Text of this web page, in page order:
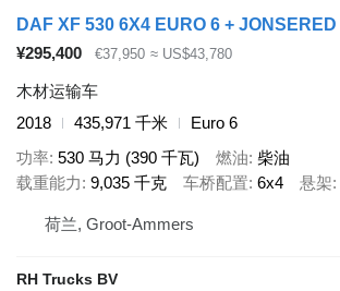
¥295,400 €37,950 ≈ US$43,780
木材运输车
2018
435,971 千米
Euro 6
功率 530 马力 (390 千瓦) 燃油 柴油
载重能力 9,035 千克 车桥配置 6x4 悬架
荷兰, Groot-Ammers
RH Trucks BV